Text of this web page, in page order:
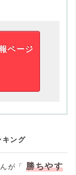
ページ
キング
が「 勝ちやす